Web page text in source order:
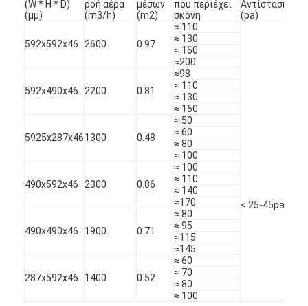
Σχετικά με εμάς
Επισκεψή εργοστασίου
Ειδήσεις
Φίλτρο αέρα που κατασκευάζει τη μηχανή
Μηχανή κατασκευής φίλτρων αέρα
Φίλτρο τσεπών που κατασκευάζει τη μηχανή
(W * H * D)
(μμ)
ροή αέρα
(m3/h)
μέσων
(m2)
που περιέχει
σκόνη
Αντίσταση
(pa)
592x592x46 2600 0.97
≈ 110
< 25-45pa
≈ 130
≈ 160
≈200
592x490x46 2200 0.81
≈98
≈ 110
≈ 130
≈ 160
5925x287x461300 0.48
≈ 50
≈ 60
≈ 80
≈ 100
490x592x46 2300 0.86
≈ 100
≈ 110
≈ 140
≈170
490x490x46 1900 0.71
≈ 80
≈ 95
≈115
≈145
287x592x46 1400 0.52
≈ 60
≈ 70
≈ 80
≈ 100